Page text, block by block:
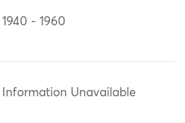
1940 - 1960
Information Unavailable